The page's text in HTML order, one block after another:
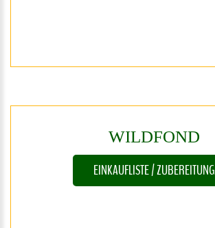
WILDFOND
EINKAUFLISTE / ZUBEREITUNG